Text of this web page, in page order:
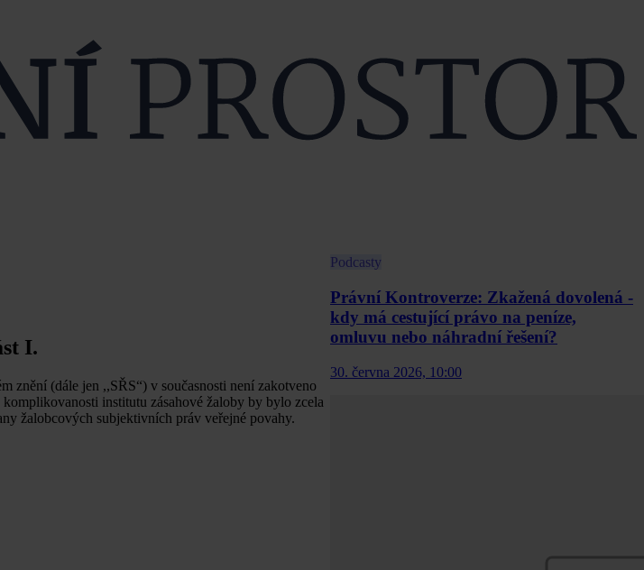
I.
znění (dále jen ,,SŘS“) v současnosti není zakotveno
institutu zásahové žaloby by bylo zcela
žalobcových subjektivních práv veřejné povahy.
Podcasty
Právní Kontroverze: Zkažená dovolená -
kdy má cestující právo na peníze,
omluvu nebo náhradní řešení?
30. června 2026, 10:00